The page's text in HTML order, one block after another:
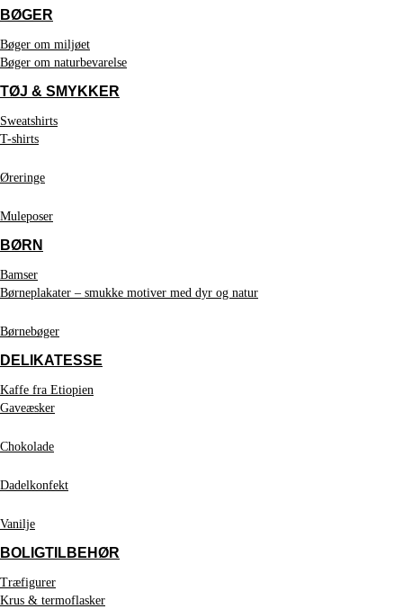
BØGER
Bøger om miljøet
Bøger om naturbevarelse
TØJ & SMYKKER
Sweatshirts
T-shirts
Øreringe
Muleposer
BØRN
Bamser
Børneplakater – smukke motiver med dyr og natur
Børnebøger
DELIKATESSE
Kaffe fra Etiopien
Gaveæsker
Chokolade
Dadelkonfekt
Vanilje
BOLIGTILBEHØR
Træfigurer
Krus & termoflasker